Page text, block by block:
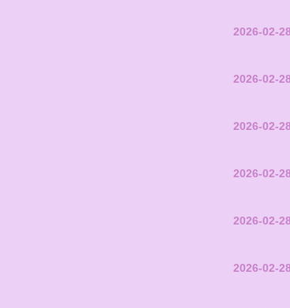
2026-02-28
2026-02-28
2026-02-28
2026-02-28
2026-02-28
2026-02-28